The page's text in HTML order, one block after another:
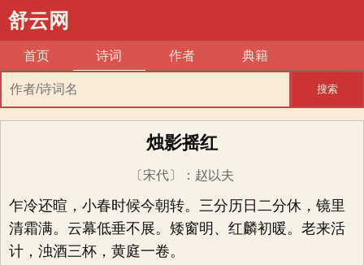
舒云网
首页 诗词 作者 典籍
搜索
烛影摇红
〔宋代〕 ： 赵以夫
乍冷还暄，小春时候今朝转。三分历日二分休，镜里
清霜满。云幕低垂不展。矮窗明、红麟初暖。老来活
计，浊酒三杯，黄庭一卷。